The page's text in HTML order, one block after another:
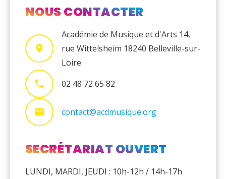
NOUS CONTACTER
Académie de Musique et d'Arts 14,
rue Wittelsheim 18240 Belleville-sur-
Loire
02 48 72 65 82
contact@acdmusique.org
SECRÉTARIAT OUVERT
LUNDI, MARDI, JEUDI : 10h-12h / 14h-17h